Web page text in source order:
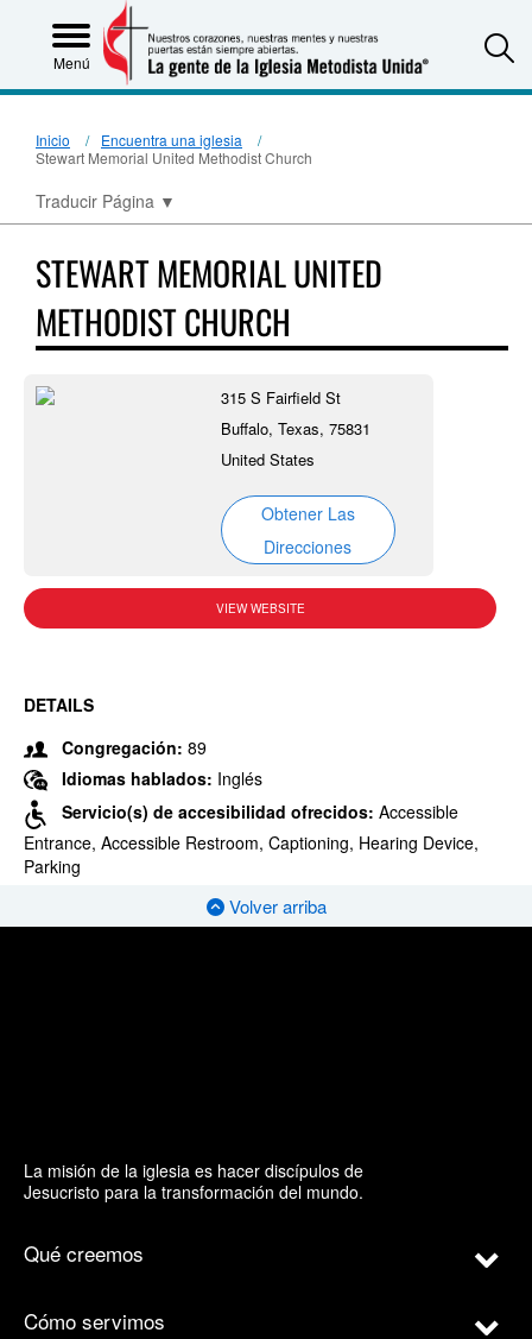
Menú
Inicio
Encuentra una iglesia
Stewart Memorial United Methodist Church
Traducir Página ▼
STEWART MEMORIAL UNITED
METHODIST CHURCH
315 S Fairfield St
Buffalo, Texas, 75831
United States
Obtener Las
Direcciones
VIEW WEBSITE
DETAILS
Congregación: 89
Idiomas hablados: Inglés
Servicio(s) de accesibilidad ofrecidos: Accessible
Entrance, Accessible Restroom, Captioning, Hearing Device,
Parking
Volver arriba
La misión de la iglesia es hacer discípulos de
Jesucristo para la transformación del mundo.
Qué creemos
Cómo servimos